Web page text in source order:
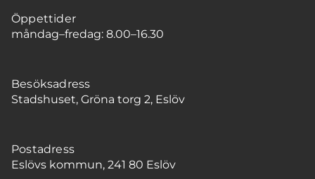
Öppettider
måndag–fredag: 8.00–16.30
Besöksadress
Stadshuset, Gröna torg 2, Eslöv
Postadress
Eslövs kommun, 241 80 Eslöv